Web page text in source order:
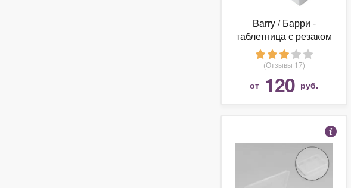
Barry / Барри -
таблетница с резаком
(Отзывы 17)
от 120 руб.